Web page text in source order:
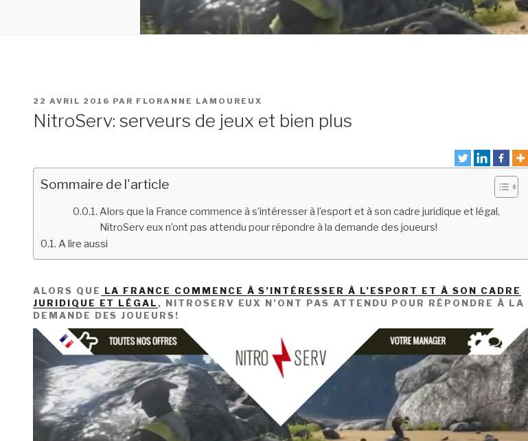
PUBLIÉ
22 AVRIL 2016 PAR FLORANNE LAMOUREUX
NitroServ: serveurs de jeux et bien plus
Sommaire de l'article
Alors que la France commence à s’intéresser à l’esport et à son cadre juridique et légal,
NitroServ eux n’ont pas attendu pour répondre à la demande des joueurs!
A lire aussi
ALORS QUE LA FRANCE COMMENCE À S’INTÉRESSER À L’ESPORT ET À SON CADRE
JURIDIQUE ET LÉGAL , NITROSERV EUX N’ONT PAS ATTENDU POUR RÉPONDRE À LA
DEMANDE DES JOUEURS!